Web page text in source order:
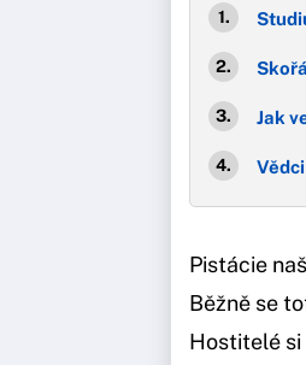
Jak
Pistácie
Běžně se
Hostitelé si